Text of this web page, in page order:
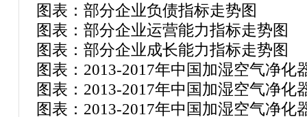
图表：部分企业负债指标走势图
图表：部分企业运营能力指标走势图
图表：部分企业成长能力指标走势图
图表：2013-2017年中国加湿空气净化
图表：2013-2017年中国加湿空气净化
图表：2013-2017年中国加湿空气净化